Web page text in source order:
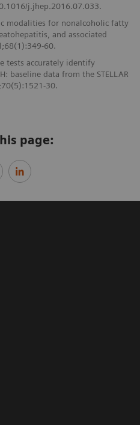
j.jhep.2016.07.033.
modalities for nonalcoholic fatty
and associated
60.
tests accurately identify
baseline data from the STELLAR
30.
page: